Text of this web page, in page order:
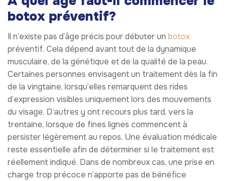
botox préventif?
Il n’existe pas d’âge précis pour débuter un botox
préventif. Cela dépend avant tout de la dynamique
musculaire, de la génétique et de la qualité de la peau.
Certaines personnes envisagent un traitement dès la fin
de la vingtaine, lorsqu’elles remarquent des rides
d’expression visibles uniquement lors des mouvements
du visage. D’autres y ont recours plus tard, vers la
trentaine, lorsque de fines lignes commencent à
persister légèrement au repos. Une évaluation médicale
reste essentielle afin de déterminer si le traitement est
réellement indiqué. Dans de nombreux cas, une prise en
charge trop précoce n’apporte pas de bénéfice